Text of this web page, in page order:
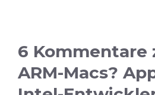
6 Kommentare
ARM-Macs?